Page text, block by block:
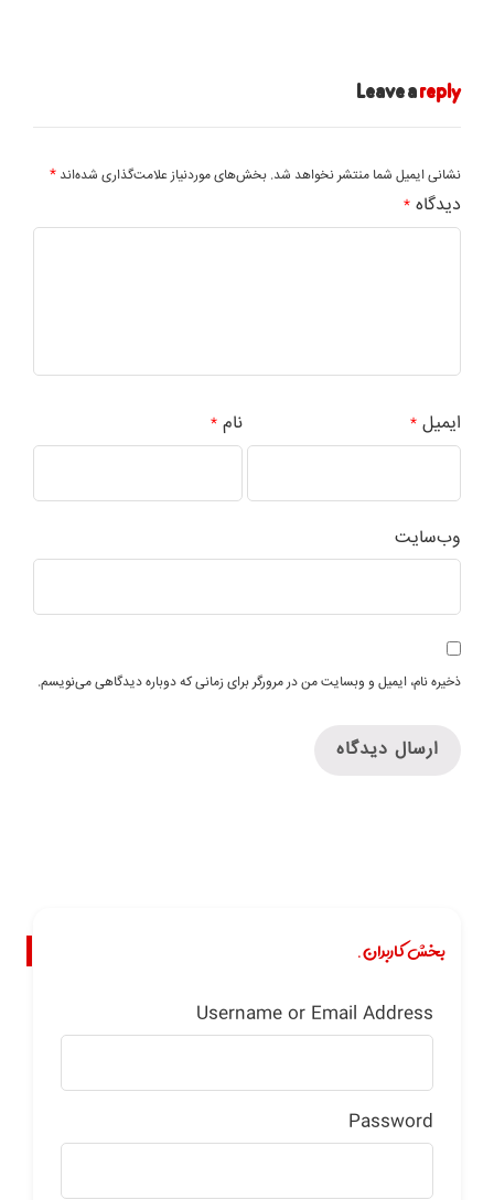
Leave areply
نشانی ایمیل شما منتشر نخواهد شد. بخش‌های موردنیاز علامت‌گذاری شده‌اند *
دیدگاه *
نام * ایمیل*
وب‌سایت
ذخیره نام، ایمیل و وبسایت من در مرورگر برای زمانی که دوباره دیدگاهی می‌نویسم.
بخش کاربران.
Username or Email Address
Password